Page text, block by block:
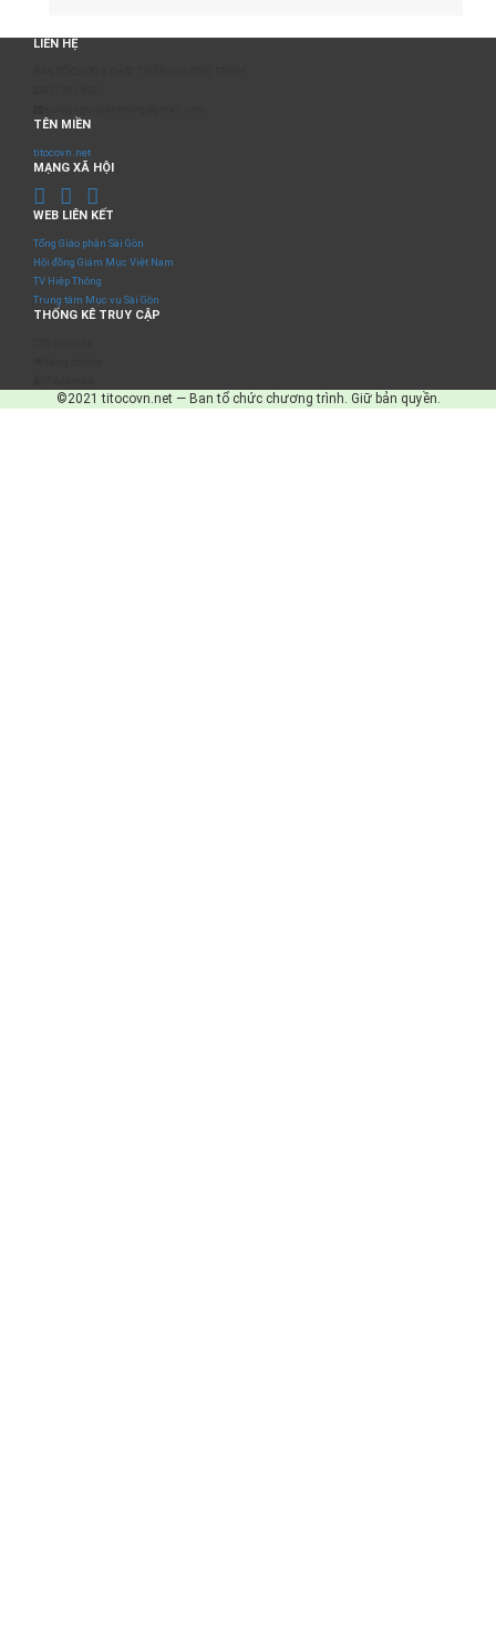
LIÊN HỆ
TÊN MIỀN
titocovn.net
MẠNG XÃ HỘI
WEB LIÊN KẾT
Tổng Giáo phận Sài Gòn
Hội đồng Giám Mục Việt Nam
TV Hiệp Thông
Trung tâm Mục vụ Sài Gòn
THỐNG KÊ TRUY CẬP
©2021 titocovn.net — Ban tổ chức chương trình. Giữ bản quyền.